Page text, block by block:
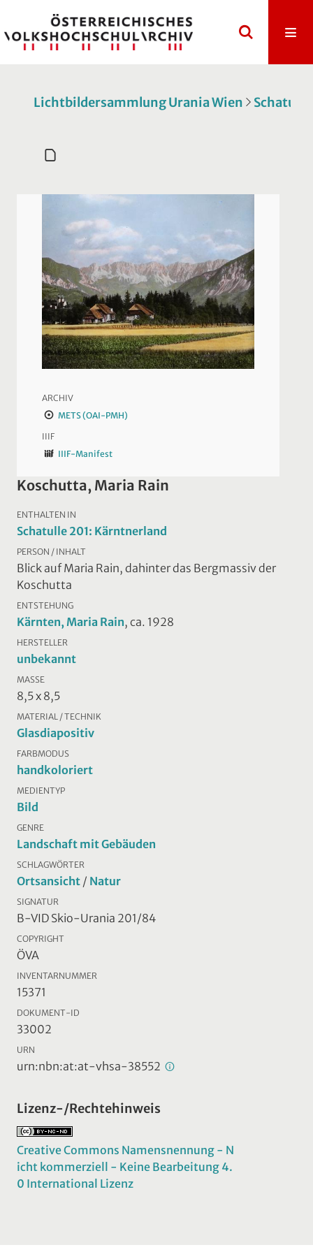
Lichtbildersammlung Urania Wien
ARCHIV
METS (OAI-PMH)
IIIF
IIIF-Manifest
Koschutta, Maria Rain
ENTHALTEN IN
Schatulle 201: Kärntnerland
PERSON / INHALT
Blick auf Maria Rain, dahinter das Bergmassiv der
Koschutta
ENTSTEHUNG
Kärnten, Maria Rain, ca. 1928
HERSTELLER
unbekannt
MASSE
8,5 x 8,5
MATERIAL / TECHNIK
Glasdiapositiv
FARBMODUS
handkoloriert
MEDIENTYP
Bild
GENRE
Landschaft mit Gebäuden
SCHLAGWÖRTER
Ortsansicht / Natur
SIGNATUR
B-VID Skio-Urania 201/84
COPYRIGHT
ÖVA
INVENTARNUMMER
15371
DOKUMENT-ID
33002
URN
urn:nbn:at:at-vhsa-38552
Lizenz-/Rechtehinweis
Creative Commons Namensnennung - N
icht kommerziell - Keine Bearbeitung 4.
0 International Lizenz